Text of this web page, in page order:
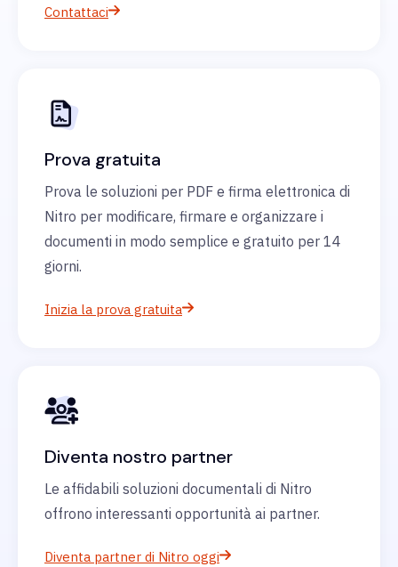
Contattaci
Prova gratuita
Prova le soluzioni per PDF e firma elettronica di
Nitro per modificare, firmare e organizzare i
documenti in modo semplice e gratuito per 14
giorni.
Inizia la prova gratuita
Diventa nostro partner
Le affidabili soluzioni documentali di Nitro
offrono interessanti opportunità ai partner.
Diventa partner di Nitro oggi